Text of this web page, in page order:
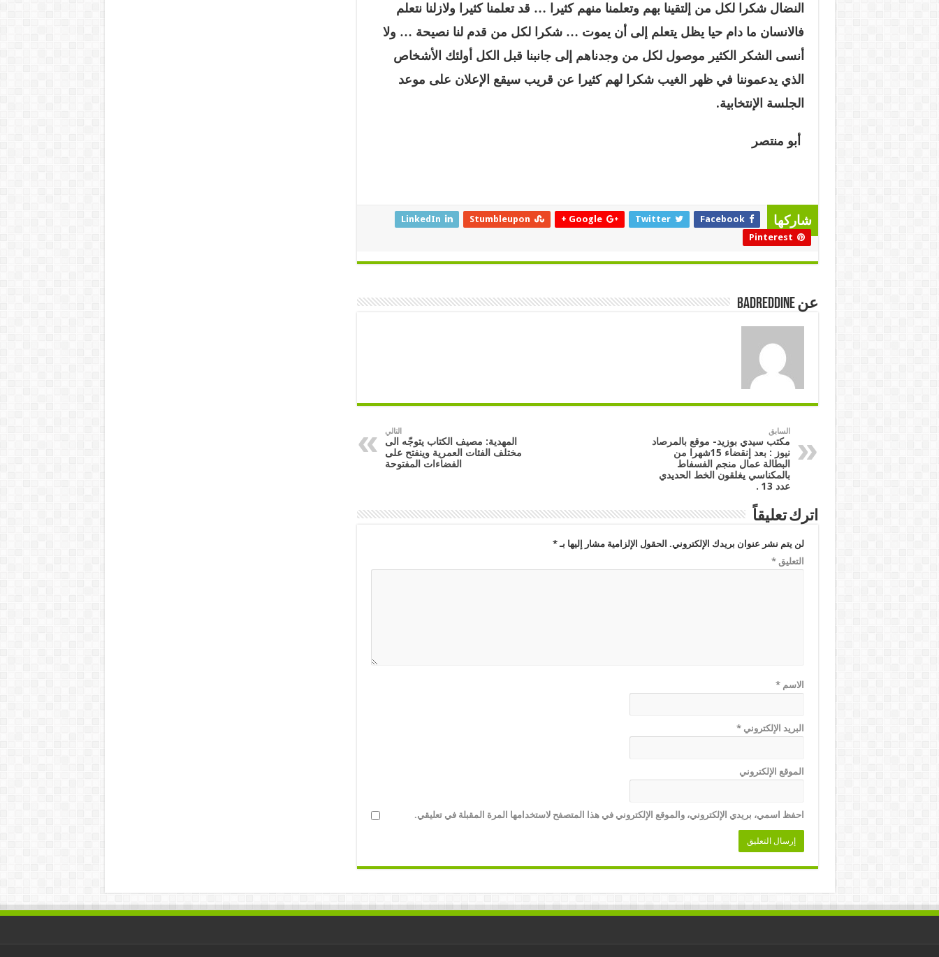
النضال شكرا لكل من إلتقينا بهم وتعلمنا منهم كثيرا … قد تعلمنا كثيرا ولازلنا نتعلم
فالانسان ما دام حيا يظل يتعلم إلى أن يموت …شكرا لكل من قدم لنا نصيحة … ولا
أنسى الشكر الكثير موصول لكل من وجدناهم إلى جانبنا قبل الكل أولئك اﻷشخاص
الذي يدعموننا في ظهر الغيب شكرا لهم كثيرا عن قريب سيقع الإعلان على موعد
الجلسة الإنتخابية.
أبو منتصر
شاركها Facebook
Twitter
Google +
Stumbleupon
LinkedIn
Pinterest
عن badreddine
السابق
مكتب سيدي بوزيد- موقع بالمرصاد
نيوز : بعد إنقضاء 15شهرا من
البطالة عمال منجم الفسفاط
بالمكناسي يغلقون الخط الحديدي
عدد 13 .
التالي
المهدية: مصيف الكتاب يتوجّه الى
مختلف الفئات العمرية وينفتح على
الفضاءات المفتوحة
اترك تعليقاً
لن يتم نشر عنوان بريدك الإلكتروني. الحقول الإلزامية مشار إليها بـ*
التعليق*
الاسم*
البريد الإلكتروني*
الموقع الإلكتروني
احفظ اسمي، بريدي الإلكتروني، والموقع الإلكتروني في هذا المتصفح لاستخدامها المرة المقبلة في تعليقي.